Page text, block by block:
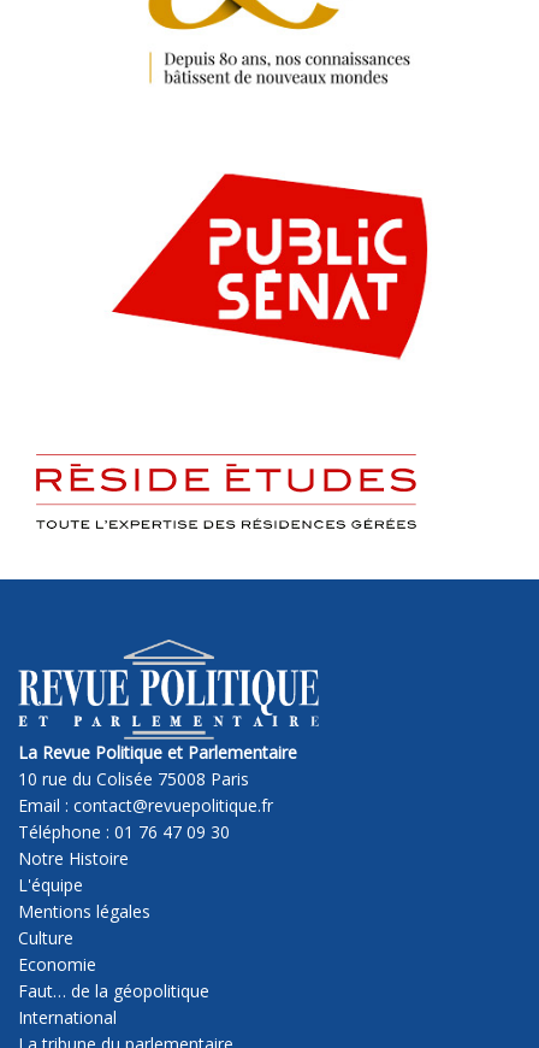
La Revue Politique et Parlementaire
10 rue du Colisée 75008 Paris
Email : contact@revuepolitique.fr
Téléphone : 01 76 47 09 30
Notre Histoire
L'équipe
Mentions légales
Culture
Economie
Faut… de la géopolitique
International
La tribune du parlementaire